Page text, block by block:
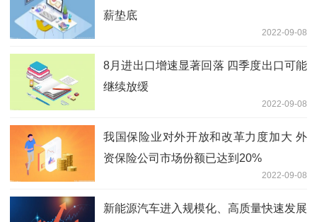
薪垫底
2022-09-08
8月进出口增速显著回落 四季度出口可能
继续放缓
2022-09-08
我国保险业对外开放和改革力度加大 外
资保险公司市场份额已达到20%
2022-09-08
新能源汽车进入规模化、高质量快速发展